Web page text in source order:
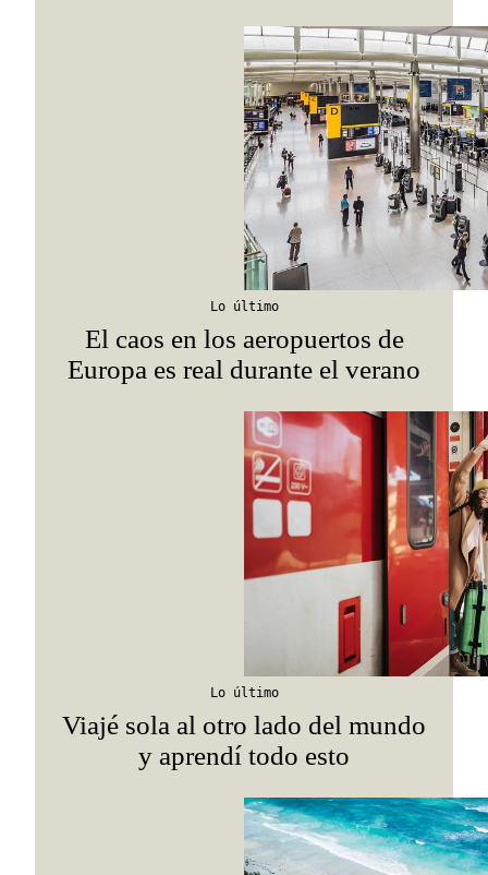
Lo último
El caos en los aeropuertos de
Europa es real durante el verano
Lo último
Viajé sola al otro lado del mundo
y aprendí todo esto
Viaja con Travesías, recibe cada semana
itinerarios, tips de insider y las guías más